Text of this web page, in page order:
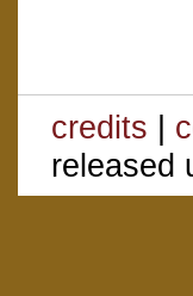
credits |
released